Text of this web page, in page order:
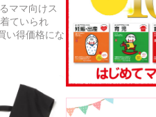
ママ向けス
ていられ
い得価格にな